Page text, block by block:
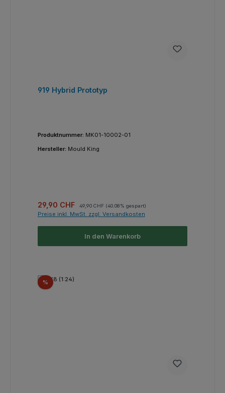
919 Hybrid Prototyp
Produktnummer: MK01-10002-01
Hersteller: Mould King
Verkaufspreis:
29,90 CHF 49,90 CHF (40.08% gespart)
Preise inkl. MwSt. zzgl. Versandkosten
In den Warenkorb
%Rabatt